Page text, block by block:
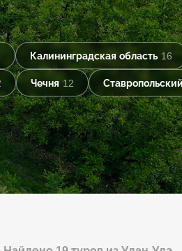
Калининградская область 16
Чечня 12